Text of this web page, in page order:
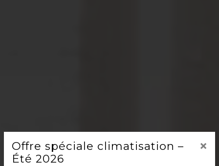
Offre spéciale climatisation –
Été 2026
×